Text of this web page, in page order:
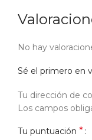
No hay
Sé el primero en
Tu dirección de
Los campos
Tu puntuación *